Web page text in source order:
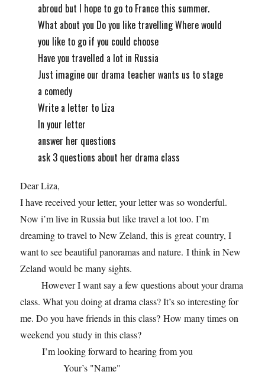
abroud but I hope to go to France this summer.
What about you Do you like travelling Where would
you like to go if you could choose
Have you travelled a lot in Russia
Just imagine our drama teacher wants us to stage
a comedy
Write a letter to Liza
In your letter
answer her questions
ask 3 questions about her drama class
Dear Liza,
I have received your letter, your letter was so wonderful.
Now i’m live in Russia but like travel a lot too. I’m
dreaming to travel to New Zeland, this is great country, I
want to see beautiful panoramas and nature. I think in New
Zeland would be many sights.
However I want say a few questions about your drama
class. What you doing at drama class? It’s so interesting for
me. Do you have friends in this class? How many times on
weekend you study in this class?
I’m looking forward to hearing from you
Your’s "Name"